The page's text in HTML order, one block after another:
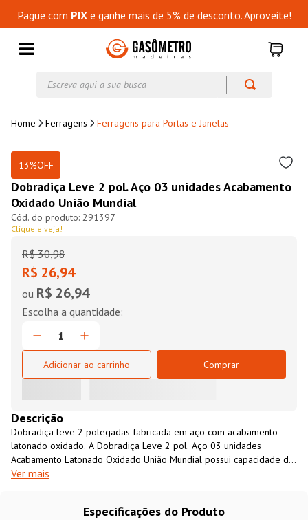
Pague com PIXe ganhe mais de 5% de desconto. Aproveite!
Ferragens Ferragens para Portas e Janelas
13%OFF
Dobradiça Leve 2 pol. Aço 03 unidades Acabamento
Oxidado União Mundial
291397
Clique e veja!
R$ 30,98
R$ 26,94
ou R$ 26,94
Adicionar ao carrinho Comprar
Descrição
Dobradiça leve 2 polegadas fabricada em aço com acabamento
latonado oxidado. A Dobradiça Leve 2 pol. Aço 03 unidades
Acabamento Latonado Oxidado União Mundial possui capacidade de
carga de até 8 Kg por dobradiça e é indicada para aplicações leves,
Ver mais
Especificações do Produto